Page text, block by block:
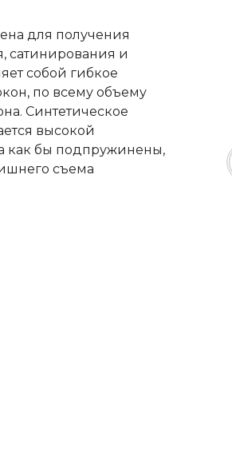
для получения
сатинирования и
собой гибкое
по всему объему
Синтетическое
высокой
как бы подпружинены,
съема